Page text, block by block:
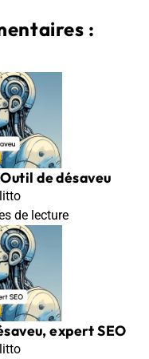
:
de désaveu
de lecture
expert SEO